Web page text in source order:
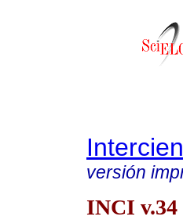
versión
INCI v.34